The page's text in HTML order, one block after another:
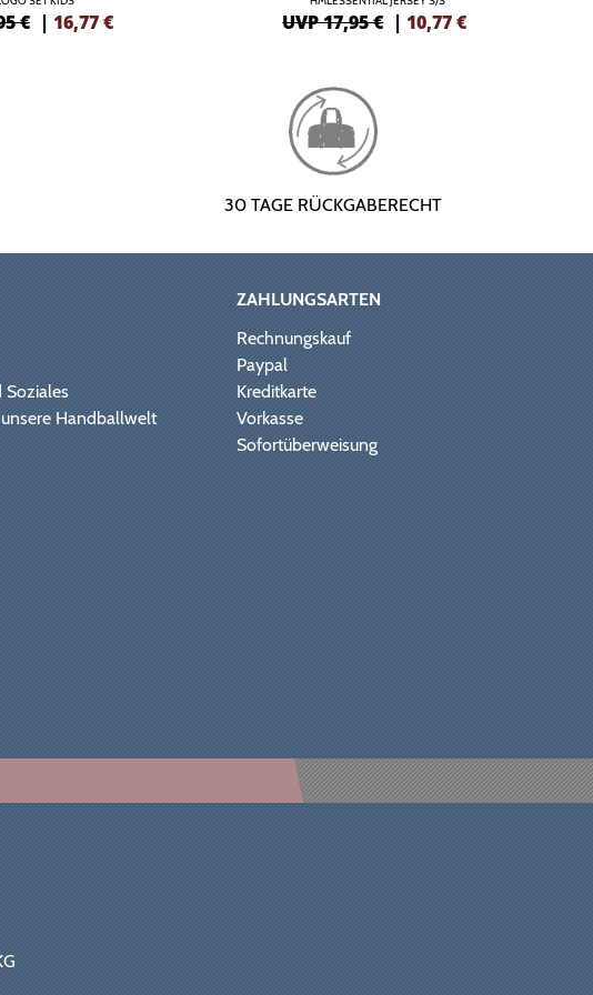
€ | 16,77€ UVP 17,95 € |10,77€
30 TAGE RÜCKGABERECHT
Soziales
Handballwelt
ZAHLUNGSARTEN
Rechnungskauf
Paypal
Kreditkarte
Vorkasse
Sofortüberweisung